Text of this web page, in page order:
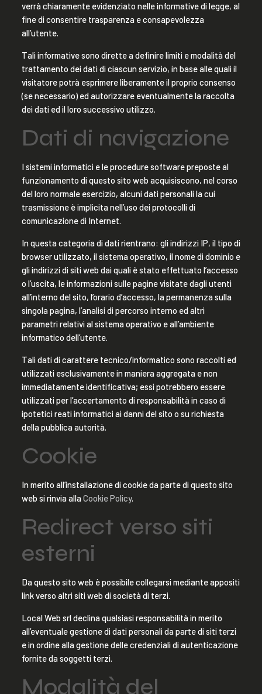
verrà chiaramente evidenziato nelle informative di legge, al
fine di consentire trasparenza e consapevolezza
all’utente.
Tali informative sono dirette a definire limiti e modalità del
trattamento dei dati di ciascun servizio, in base alle quali il
visitatore potrà esprimere liberamente il proprio consenso
(se necessario) ed autorizzare eventualmente la raccolta
dei dati ed il loro successivo utilizzo.
Dati di navigazione
I sistemi informatici e le procedure software preposte al
funzionamento di questo sito web acquisiscono, nel corso
del loro normale esercizio, alcuni dati personali la cui
trasmissione è implicita nell’uso dei protocolli di
comunicazione di Internet.
In questa categoria di dati rientrano: gli indirizzi IP, il tipo di
browser utilizzato, il sistema operativo, il nome di dominio e
gli indirizzi di siti web dai quali è stato effettuato l’accesso
o l’uscita, le informazioni sulle pagine visitate dagli utenti
all’interno del sito, l’orario d’accesso, la permanenza sulla
singola pagina, l’analisi di percorso interno ed altri
parametri relativi al sistema operativo e all’ambiente
informatico dell’utente.
Tali dati di carattere tecnico/informatico sono raccolti ed
utilizzati esclusivamente in maniera aggregata e non
immediatamente identificativa; essi potrebbero essere
utilizzati per l’accertamento di responsabilità in caso di
ipotetici reati informatici ai danni del sito o su richiesta
della pubblica autorità.
Cookie
In merito all’installazione di cookie da parte di questo sito
web si rinvia allaCookie Policy.
Redirect verso siti
esterni
Da questo sito web è possibile collegarsi mediante appositi
link verso altri siti web di società di terzi.
Local Web srl declina qualsiasi responsabilità in merito
all’eventuale gestione di dati personali da parte di siti terzi
e in ordine alla gestione delle credenziali di autenticazione
fornite da soggetti terzi.
Modalità del